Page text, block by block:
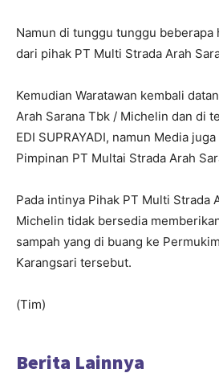
Namun di tunggu tunggu beberapa
dari pihak PT Multi Strada Arah
Kemudian Waratawan kembali
Arah Sarana Tbk / Michelin dan di
EDI SUPRAYADI, namun Media
Pimpinan PT Multai Strada Arah
Pada intinya Pihak PT Multi Strada
Michelin tidak bersedia
sampah yang di buang ke
Karangsari tersebut.
(Tim)
Berita Lainnya